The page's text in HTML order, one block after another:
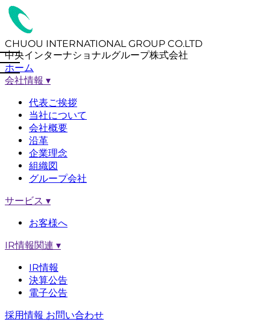
CHUOU INTERNATIONAL GROUP CO.LTD
中央インターナショナルグループ株式会社
ホーム
会社情報 ▾
代表ご挨拶
当社について
会社概要
沿革
企業理念
組織図
グループ会社
サービス ▾
お客様へ
IR情報関連 ▾
IR情報
決算公告
電子公告
採用情報 お問い合わせ